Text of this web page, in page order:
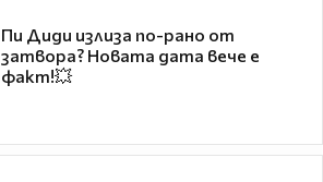
Пи Диди излиза по-рано от
затвора? Новата дата вече е
факт!💥